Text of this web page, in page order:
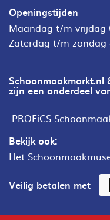
Openingstijden
Maandag t/m vrijdag
Zaterdag t/m zondag
Schoonmaakmarkt.nl
zijn een onderdeel
PROFiCS
Bekijk ook:
Het
Veilig betalen met